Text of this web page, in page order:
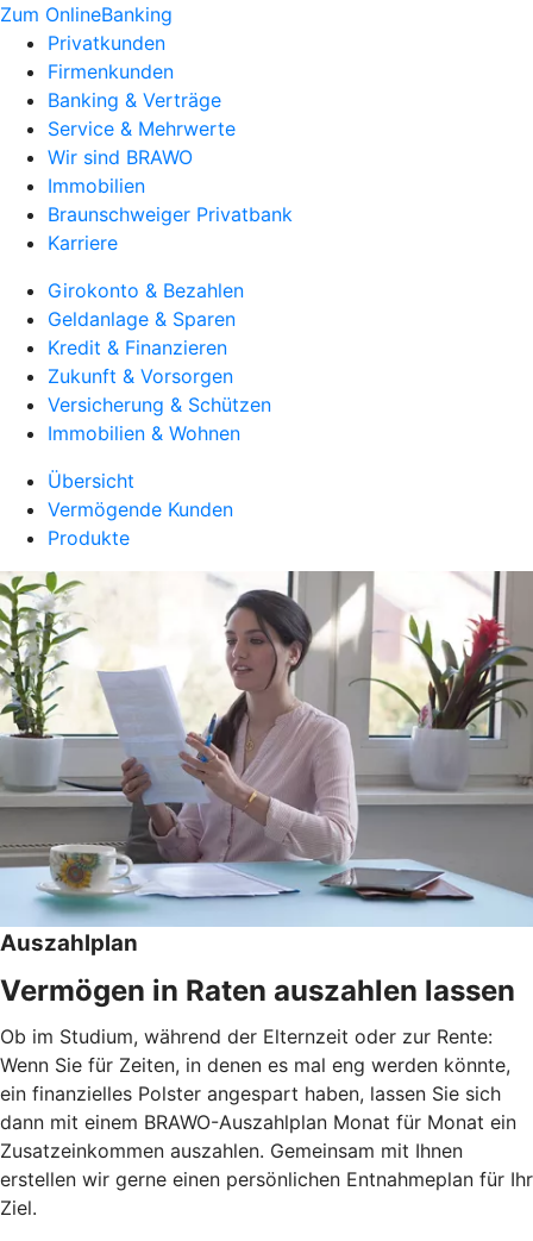
Zum OnlineBanking
Privatkunden
Firmenkunden
Banking & Verträge
Service & Mehrwerte
Wir sind BRAWO
Immobilien
Braunschweiger Privatbank
Karriere
Girokonto & Bezahlen
Geldanlage & Sparen
Kredit & Finanzieren
Zukunft & Vorsorgen
Versicherung & Schützen
Immobilien & Wohnen
Übersicht
Vermögende Kunden
Produkte
Auszahlplan
Vermögen in Raten auszahlen lassen
Ob im Studium, während der Elternzeit oder zur Rente:
Wenn Sie für Zeiten, in denen es mal eng werden könnte,
ein finanzielles Polster angespart haben, lassen Sie sich
dann mit einem BRAWO-Auszahlplan Monat für Monat ein
Zusatzeinkommen auszahlen. Gemeinsam mit Ihnen
erstellen wir gerne einen persönlichen Entnahmeplan für Ihr
Ziel.